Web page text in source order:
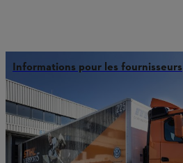
Informations pour les fournisseurs